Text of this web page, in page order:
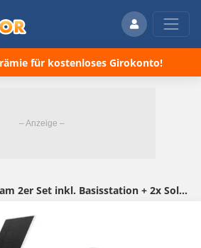
für kostenloses Girokonto!
inkl. Basisstation + 2x Solarpanel (B-Ware) für 169€